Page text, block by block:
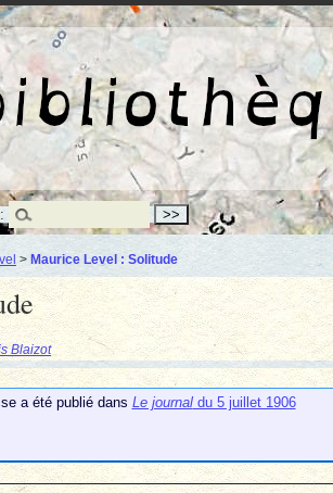
> Maurice Level : Solitude
Blaizot
a été publié dans Le journaldu 5 juillet 1906